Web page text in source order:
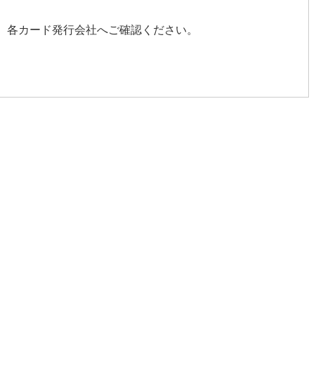
カード発行会社へご確認ください。